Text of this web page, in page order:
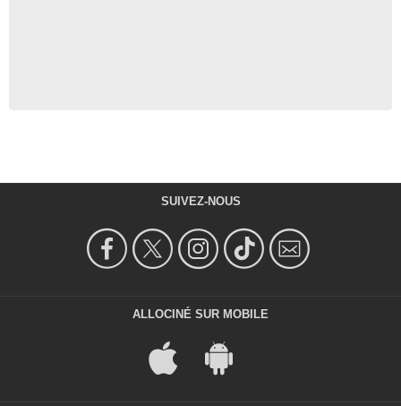
SUIVEZ-NOUS
ALLOCINÉ SUR MOBILE